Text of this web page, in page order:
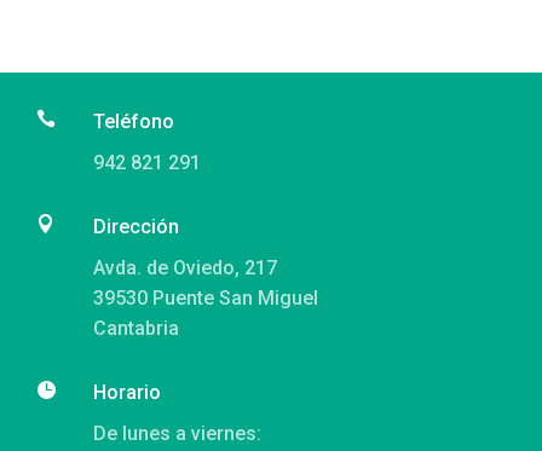

Teléfono
942 821 291

Dirección
Avda. de Oviedo, 217
39530 Puente San Miguel
Cantabria

Horario
De lunes a viernes: